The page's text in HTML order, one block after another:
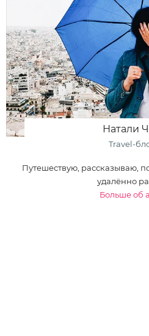
Натали
Travel-
Путешествую, рассказываю,
удалённо
Больше об